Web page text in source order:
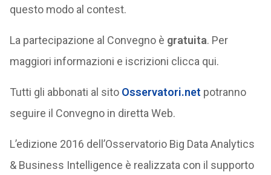
questo modo al contest.
La partecipazione al Convegno è gratuita. Per
maggiori informazioni e iscrizioni clicca qui.
Tutti gli abbonati al sito Osservatori.net potranno
seguire il Convegno in diretta Web.
L’edizione 2016 dell’Osservatorio Big Data Analytics
& Business Intelligence è realizzata con il supporto